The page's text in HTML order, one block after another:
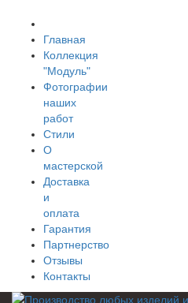
Главная
Коллекция
"Модуль"
Фотографии
наших
работ
Стили
О
мастерской
Доставка
и
оплата
Гарантия
Партнерство
Отзывы
Контакты